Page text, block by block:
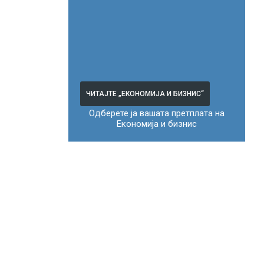
ЧИТАЈТЕ „ЕКОНОМИЈА И БИЗНИС“
Одберете ја вашата претплата на
Економија и бизнис